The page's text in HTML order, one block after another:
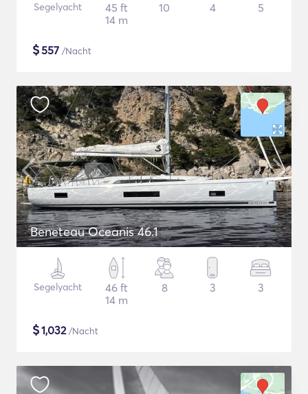
Segelyacht
45 ft
14 m
10 4 5
$557 /Nacht
Beneteau Oceanis 46.1
Segelyacht
46 ft
14 m
8 3 3
$1,032/Nacht